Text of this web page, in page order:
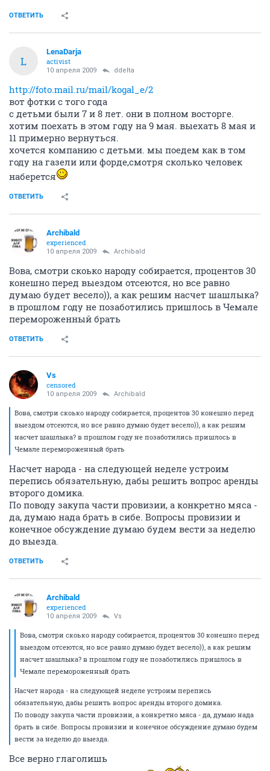
ОТВЕТИТЬ
L
LenaDarja
activist
10 апреля 2009 ddelta
http://foto.mail.ru/mail/kogal_e/2
вот фотки с того года
с детьми были 7 и 8 лет. они в полном восторге.
хотим поехать в этом году на 9 мая. выехать 8 мая и
11 примерно вернуться.
хочется компанию с детьми. мы поедем как в том
году на газели или форде,смотря сколько человек
наберется
ОТВЕТИТЬ
Archibald
experienced
10 апреля 2009 Archibald
Вова, смотри скоько народу собирается, процентов 30
конешно перед выездом отсеются, но все равно
думаю будет весело)), а как решим насчет шашлыка?
в прошлом году не позаботились пришлось в Чемале
перемороженный брать
ОТВЕТИТЬ
Vs
censored
10 апреля 2009 Archibald
Вова, смотри скоько народу собирается, процентов 30 конешно перед
выездом отсеются, но все равно думаю будет весело)), а как решим
насчет шашлыка? в прошлом году не позаботились пришлось в
Чемале перемороженный брать
Насчет народа - на следующей неделе устроим
перепись обязательную, дабы решить вопрос аренды
второго домика.
По поводу закупа части провизии, а конкретно мяса -
да, думаю нада брать в сибе. Вопросы провизии и
конечное обсуждение думаю будем вести за неделю
до выезда.
ОТВЕТИТЬ
Archibald
experienced
10 апреля 2009 Vs
Вова, смотри скоько народу собирается, процентов 30 конешно перед
выездом отсеются, но все равно думаю будет весело)), а как решим
насчет шашлыка? в прошлом году не позаботились пришлось в
Чемале перемороженный брать
Насчет народа - на следующей неделе устроим перепись
обязательную, дабы решить вопрос аренды второго домика.
По поводу закупа части провизии, а конкретно мяса - да, думаю нада
брать в сибе. Вопросы провизии и конечное обсуждение думаю будем
вести за неделю до выезда.
Все верно глаголишь